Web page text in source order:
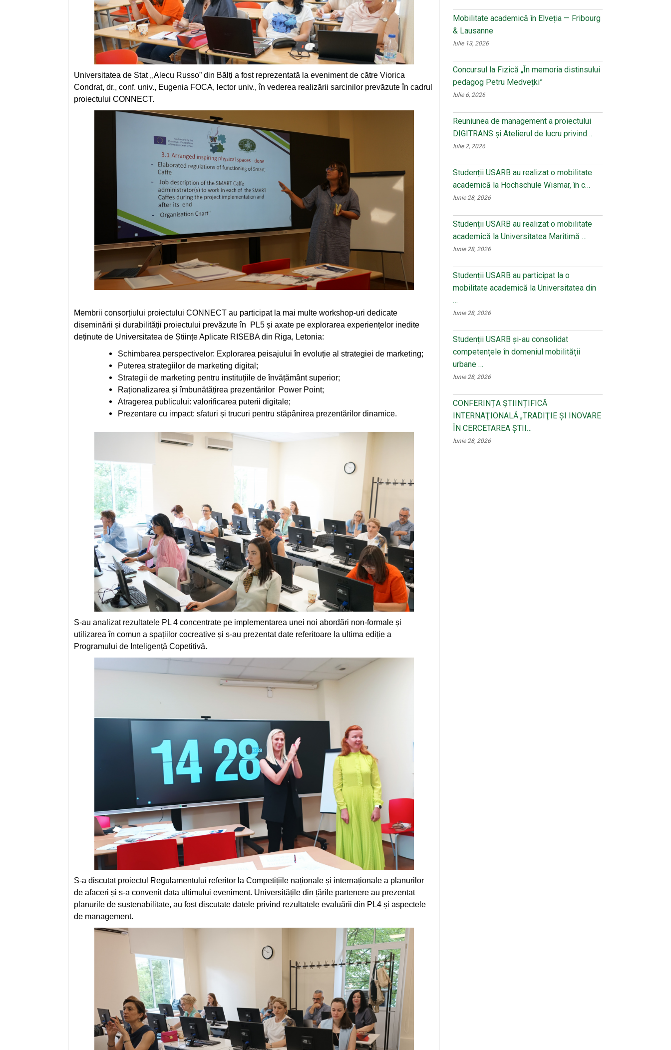
Universitatea de Stat ,,Alecu Russo” din Bălți a fost reprezentată la eveniment de către Viorica
Condrat, dr., conf. univ., Eugenia FOCA, lector univ., în vederea realizării sarcinilor prevăzute în cadrul
proiectului CONNECT.
Membrii consorțiului proiectului CONNECT au participat la mai multe workshop-uri dedicate
diseminării și durabilității proiectului prevăzute în PL5 și axate pe explorarea experiențelor inedite
deținute de Universitatea de Științe Aplicate RISEBA din Riga, Letonia:
Schimbarea perspectivelor: Explorarea peisajului în evoluție al strategiei de marketing;
Puterea strategiilor de marketing digital;
Strategii de marketing pentru instituțiile de învățământ superior;
Raționalizarea și îmbunătățirea prezentărilor Power Point;
Atragerea publicului: valorificarea puterii digitale;
Prezentare cu impact: sfaturi și trucuri pentru stăpânirea prezentărilor dinamice.
S-au analizat rezultatele PL 4 concentrate pe implementarea unei noi abordări non-formale și
utilizarea în comun a spațiilor cocreative și s-au prezentat date referitoare la ultima ediție a
Programului de Inteligență Copetitivă.
S-a discutat proiectul Regulamentului referitor la Competițiile naționale și internaționale a planurilor
de afaceri și s-a convenit data ultimului eveniment. Universitățile din țările partenere au prezentat
planurile de sustenabilitate, au fost discutate datele privind rezultatele evaluării din PL4 și aspectele
de management.
Mobilitate academică în Elveția — Fribourg
& Lausanne
Iulie 13, 2026
Concursul la Fizică „În memoria distinsului
pedagog Petru Medvețki”
Iulie 6, 2026
Reuniunea de management a proiectului
DIGITRANS și Atelierul de lucru privind…
Iulie 2, 2026
Studenții USARB au realizat o mobilitate
academică la Hochschule Wismar, în c…
Iunie 28, 2026
Studenții USARB au realizat o mobilitate
academică la Universitatea Maritimă …
Iunie 28, 2026
Studenții USARB au participat la o
mobilitate academică la Universitatea din
…
Iunie 28, 2026
Studenții USARB și-au consolidat
competențele în domeniul mobilității
urbane …
Iunie 28, 2026
CONFERINȚA ȘTIINȚIFICĂ
INTERNAŢIONALĂ „TRADIŢIE ŞI INOVARE
ÎN CERCETAREA ŞTII…
Iunie 28, 2026